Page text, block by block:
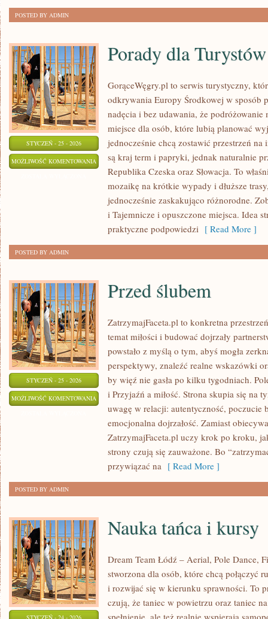
POSTED BY ADMIN
STYCZEŃ - 25 - 2026
MOŻLIWOŚĆ KOMENTOWANIA PORADY
TURYSTÓW
Porady dla Turystów
GorąceWęgry.pl to serwis turystyczny,
odkrywania Europy Środkowej w sposób
nadęcia i bez udawania, że
miejsce dla osób, które lubią planować
jednocześnie chcą zostawić przestrzeń
są kraj term i papryki, jednak naturalnie
Republika Czeska oraz Słowacja. To
mozaikę na krótkie wypady i dłuższe
jednocześnie zaskakująco różnorodne.
i Tajemnicze i opuszczone miejsca. Idea
praktyczne podpowiedzi [ Read More ]
POSTED BY ADMIN
STYCZEŃ - 25 - 2026
MOŻLIWOŚĆ KOMENTOWANIA PRZED
ŚLUBEM
Przed ślubem
ZatrzymajFaceta.pl to konkretna
temat miłości i budować dojrzały
powstało z myślą o tym, abyś mogła
perspektywy, znaleźć realne wskazówki
by więź nie gasła po kilku tygodniach.
i Przyjaźń a miłość. Strona skupia się na
uwagę w relacji: autentyczność, poczucie
emocjonalna dojrzałość. Zamiast
ZatrzymajFaceta.pl uczy krok po kroku,
strony czują się zauważone. Bo
przywiązać na [ Read More ]
POSTED BY ADMIN
STYCZEŃ - 24 - 2026
Nauka tańca i kursy
Dream Team Łódź – Aerial, Pole Dance,
stworzona dla osób, które chcą połączyć
i rozwijać się w kierunku sprawności. To
czują, że taniec w powietrzu oraz taniec
spełnienie, ale też realnie wspierają